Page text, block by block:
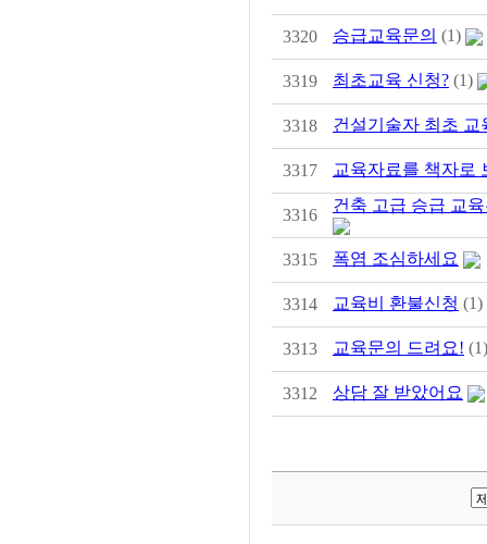
3320 승급교육문의 (1)
3319 최초교육 신청? (1)
3318 건설기술자 최초 교
3317 교육자료를 책자로
3316
건축 고급 승급 교
3315 폭염 조심하세요
3314 교육비 환불신청 (1)
3313 교육문의 드려요!
3312 상담 잘 받았어요